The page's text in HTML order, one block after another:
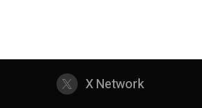
X Network